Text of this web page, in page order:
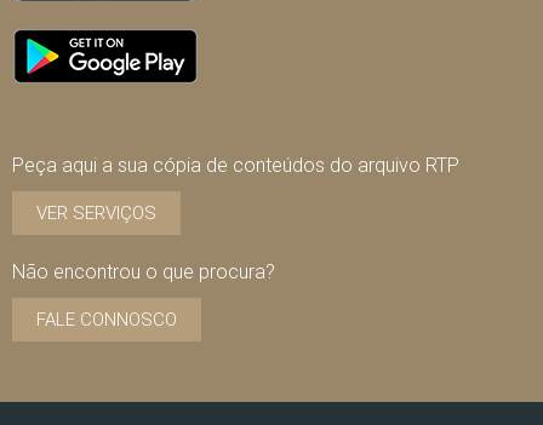
Peça aqui a sua cópia de conteúdos do arquivo RTP
VER SERVIÇOS
Não encontrou o que procura?
FALE CONNOSCO